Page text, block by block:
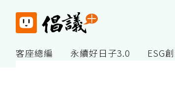
客座總編 永續好日子3.0 ESG